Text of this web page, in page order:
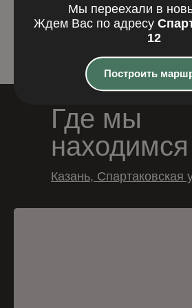
Подробнее
Где мы
находимся
Казань, Спартаковская
Мы переехали в
Ждем Вас по адресу
12
Построить